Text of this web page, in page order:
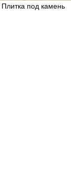
Плитка под камень